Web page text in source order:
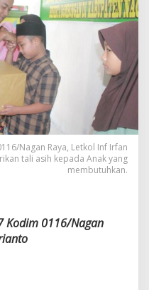
Nagan Raya, Letkol Inf Irfan
tali asih kepada Anak yang
membutuhkan.
Kodim 0116/Nagan